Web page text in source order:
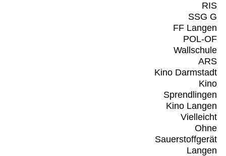
RIS
SSG G
FF Langen
POL-OF
Wallschule
ARS
Kino Darmstadt
Kino
Sprendlingen
Kino Langen
Vielleicht
Ohne
Sauerstoffgerät
Langen